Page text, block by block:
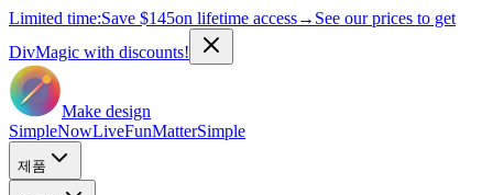
Limited time:Save $145on lifetime access→ See our prices to get
DivMagic with discounts!
Make design
SimpleNowLiveFunMatterSimple
제품